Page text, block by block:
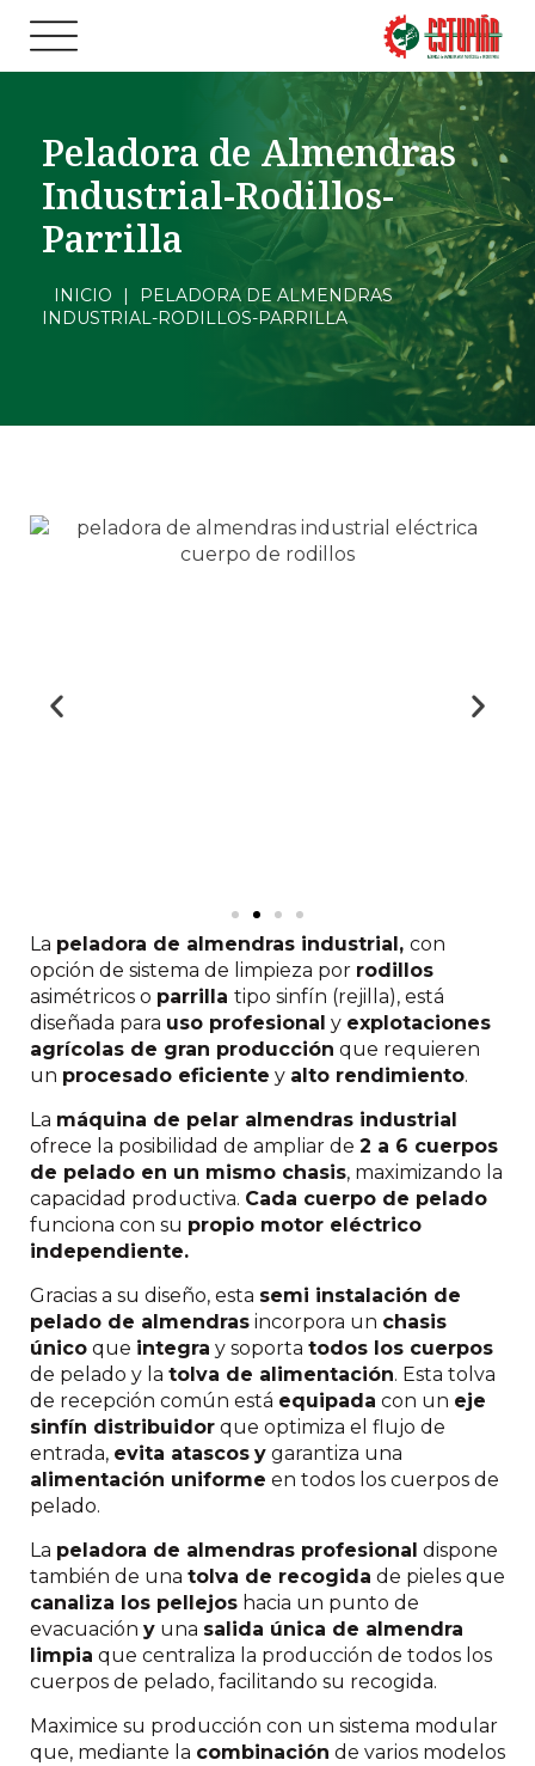
Peladora de Almendras
Industrial-Rodillos-
Parrilla
INICIO |
PELADORA DE ALMENDRAS
INDUSTRIAL-RODILLOS-PARRILLA
La peladora de almendras industrial, con
opción de sistema de limpieza por rodillos
asimétricos o parrilla tipo sinfín (rejilla), está
diseñada para uso profesional y explotaciones
agrícolas de gran producción que requieren
un procesado eficiente y alto rendimiento.
La máquina de pelar almendras industrial
ofrece la posibilidad de ampliar de 2 a 6 cuerpos
de pelado en un mismo chasis, maximizando la
capacidad productiva. Cada cuerpo de pelado
funciona con su propio motor eléctrico
independiente.
Gracias a su diseño, esta semi instalación de
pelado de almendras incorpora un chasis
único que integra y soporta todos los cuerpos
de pelado y la tolva de alimentación. Esta tolva
de recepción común está equipada con un eje
sinfín distribuidor que optimiza el flujo de
entrada, evita atascos y garantiza una
alimentación uniforme en todos los cuerpos de
pelado.
La peladora de almendras profesional dispone
también de una tolva de recogida de pieles que
canaliza los pellejos hacia un punto de
evacuación y una salida única de almendra
limpia que centraliza la producción de todos los
cuerpos de pelado, facilitando su recogida.
Maximice su producción con un sistema modular
que, mediante la combinación de varios modelos